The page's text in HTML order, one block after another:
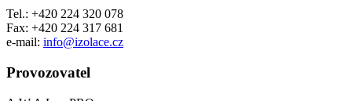
Tel.: +420 224 320 078
Fax: +420 224 317 681
e-mail: info@izolace.cz
Provozovatel